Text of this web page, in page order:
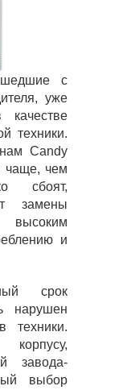
с
уже
качестве
техники.
Candy
чаще, чем
сбоят,
замены
высоким
и
срок
нарушен
техники.
завода-
выбор